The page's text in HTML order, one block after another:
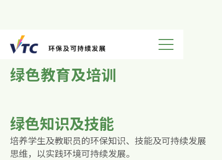
环保教育
绿色教育及培训
绿色知识及技能
培养学生及教职员的环保知识、技能及可持续发展
思维，以实践环境可持续发展。